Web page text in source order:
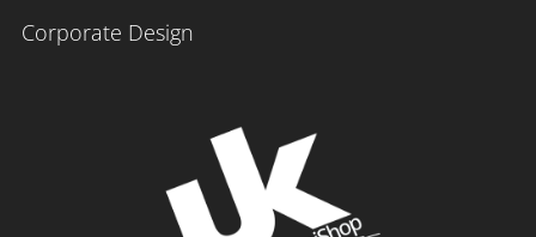
Corporate Design